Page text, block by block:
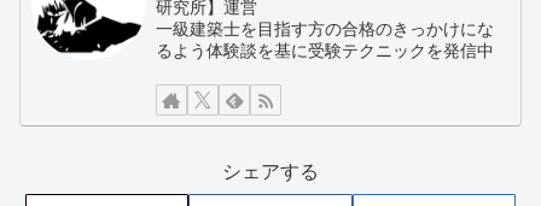
研究所】運営
一級建築士を目指す方の合格のきっかけにな
るよう体験談を基に受験テクニックを発信中
シェアする